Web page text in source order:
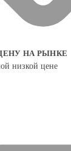
НА РЫНКЕ
низкой цене